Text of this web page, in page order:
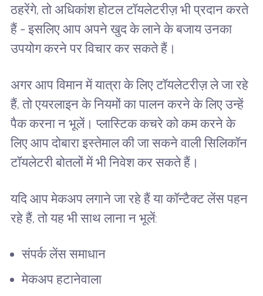
ठहरेंगे, तो अधिकांश होटल टॉयलेटरीज़ भी प्रदान करते
हैं - इसलिए आप अपने खुद के लाने के बजाय उनका
उपयोग करने पर विचार कर सकते हैं।
अगर आप विमान में यात्रा के लिए टॉयलेटरीज़ ले जा रहे
हैं, तो एयरलाइन के नियमों का पालन करने के लिए उन्हें
पैक करना न भूलें। प्लास्टिक कचरे को कम करने के
लिए आप दोबारा इस्तेमाल की जा सकने वाली सिलिकॉन
टॉयलेटरी बोतलों में भी निवेश कर सकते हैं।
यदि आप मेकअप लगाने जा रहे हैं या कॉन्टैक्ट लेंस पहन
रहे हैं, तो यह भी साथ लाना न भूलें:
संपर्क लेंस समाधान
मेकअप हटानेवाला